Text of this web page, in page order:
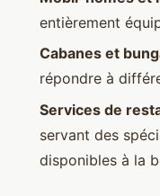
entièrement
Cabanes et
répondre à
Services de
servant des
disponibles à la